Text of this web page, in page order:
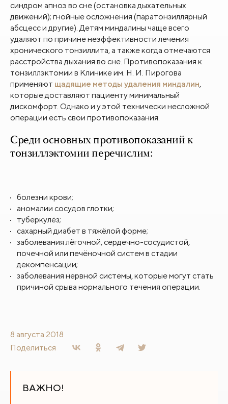
синдром апноэ во сне (остановка дыхательных
движений); гнойные осложнения (паратонзиллярный
абсцесс и другие). Детям миндалины чаще всего
удаляют по причине неэффективности лечения
хронического тонзиллита, а также когда отмечаются
расстройства дыхания во сне. Противопоказания к
тонзиллэктомии в Клинике им. Н. И. Пирогова
применяют щадящие методы удаления миндалин,
которые доставляют пациенту минимальный
дискомфорт. Однако и у этой технически несложной
операции есть свои противопоказания.
Среди основных противопоказаний к
тонзиллэктомии перечислим:
болезни крови;
аномалии сосудов глотки;
туберкулёз;
сахарный диабет в тяжёлой форме;
заболевания лёгочной, сердечно-сосудистой,
почечной или печёночной систем в стадии
декомпенсации;
заболевания нервной системы, которые могут стать
причиной срыва нормального течения операции.
8 августа 2018
Поделиться
ВАЖНО!